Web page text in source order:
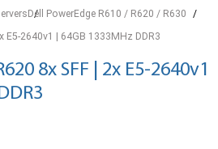
Dell PowerEdge R610 / R620 / R630
E5-2640v1 | 64GB 1333MHz DDR3
8x SFF | 2x E5-2640v1